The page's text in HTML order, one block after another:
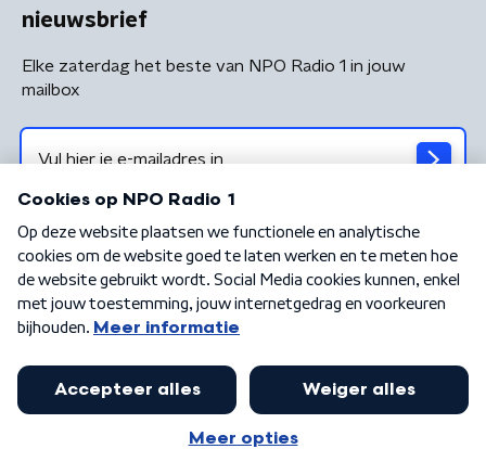
nieuwsbrief
Elke zaterdag het beste van NPO Radio 1 in jouw
mailbox
Algemene voorwaarden